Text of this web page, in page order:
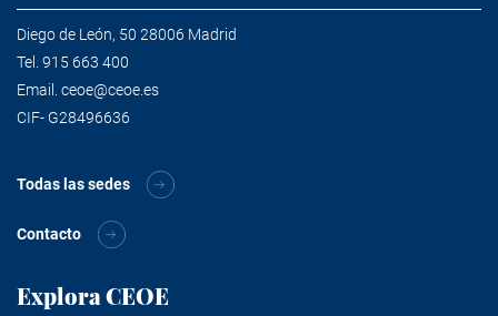
Diego de León, 50 28006 Madrid
Tel. 915 663 400
Email. ceoe@ceoe.es
CIF- G28496636
Todas las sedes
Contacto
Explora CEOE